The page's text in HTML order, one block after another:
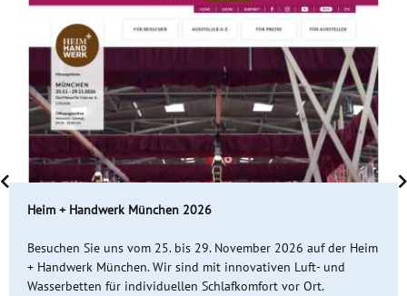
Heim + Handwerk München 2026
Besuchen Sie uns vom 25. bis 29. November 2026 auf der Heim
+ Handwerk München. Wir sind mit innovativen Luft- und
Wasserbetten für individuellen Schlafkomfort vor Ort.